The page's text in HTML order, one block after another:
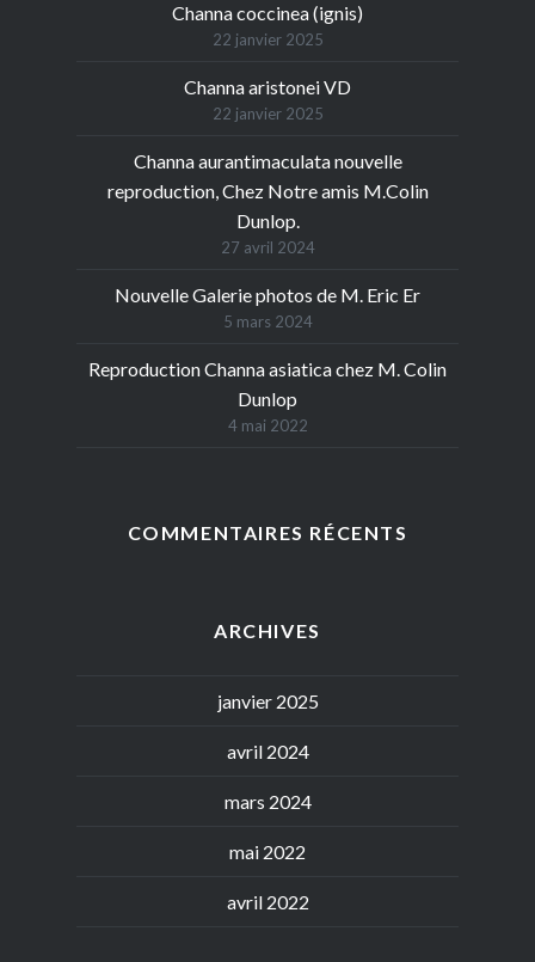
Channa coccinea (ignis)
22 janvier 2025
Channa aristonei VD
22 janvier 2025
Channa aurantimaculata nouvelle
reproduction, Chez Notre amis M.Colin
Dunlop.
27 avril 2024
Nouvelle Galerie photos de M. Eric Er
5 mars 2024
Reproduction Channa asiatica chez M. Colin
Dunlop
4 mai 2022
COMMENTAIRES RÉCENTS
ARCHIVES
janvier 2025
avril 2024
mars 2024
mai 2022
avril 2022